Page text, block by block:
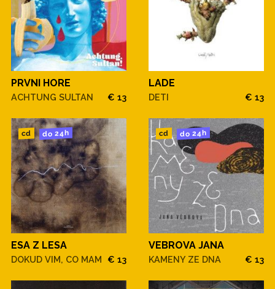
PRVNI HORE
ACHTUNG SULTAN € 13
LADE
DETI € 13
cd do 24h
ESA Z LESA
DOKUD VIM, CO MAM € 13
cd do 24h
VEBROVA JANA
KAMENY ZE DNA € 13